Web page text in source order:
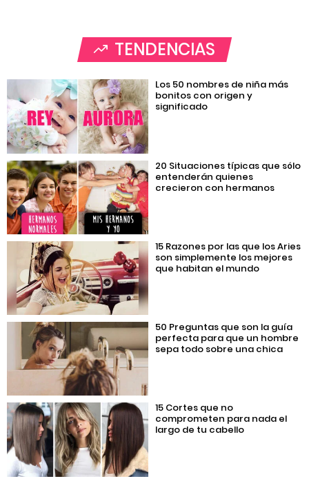
TENDENCIAS
Los 50 nombres de niña más
bonitos con origen y
significado
20 Situaciones típicas que sólo
entenderán quienes
crecieron con hermanos
15 Razones por las que los Aries
son simplemente los mejores
que habitan el mundo
50 Preguntas que son la guía
perfecta para que un hombre
sepa todo sobre una chica
15 Cortes que no
comprometen para nada el
largo de tu cabello